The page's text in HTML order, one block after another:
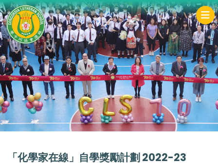
「化學家在線」自學獎勵計劃 2022-23